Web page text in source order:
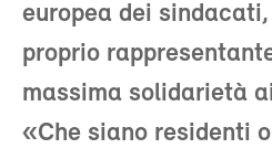
europea dei
proprio
massima solidarietà
«Che siano residenti